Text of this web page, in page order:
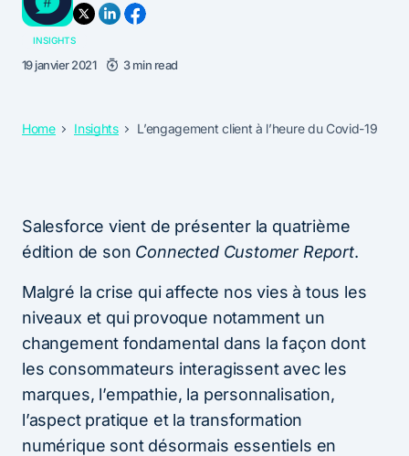
INSIGHTS
19 janvier 2021 3 min read
Home Insights L’engagement client à l’heure du Covid-19
Salesforce vient de présenter la quatrième
édition de son Connected Customer Report.
Malgré la crise qui affecte nos vies à tous les
niveaux et qui provoque notamment un
changement fondamental dans la façon dont
les consommateurs interagissent avec les
marques, l’empathie, la personnalisation,
l’aspect pratique et la transformation
numérique sont désormais essentiels en